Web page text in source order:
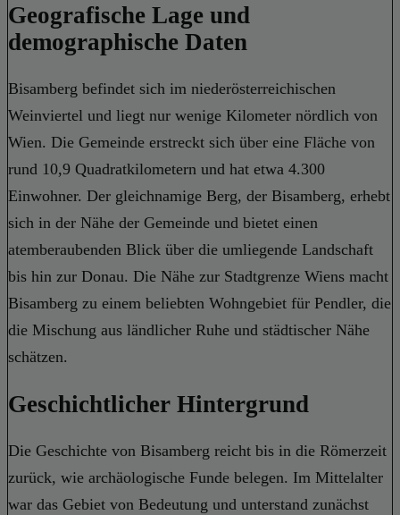
Geografische Lage und
demographische Daten
Bisamberg befindet sich im niederösterreichischen
Weinviertel und liegt nur wenige Kilometer nördlich von
Wien. Die Gemeinde erstreckt sich über eine Fläche von
rund 10,9 Quadratkilometern und hat etwa 4.300
Einwohner. Der gleichnamige Berg, der Bisamberg, erhebt
sich in der Nähe der Gemeinde und bietet einen
atemberaubenden Blick über die umliegende Landschaft
bis hin zur Donau. Die Nähe zur Stadtgrenze Wiens macht
Bisamberg zu einem beliebten Wohngebiet für Pendler, die
die Mischung aus ländlicher Ruhe und städtischer Nähe
schätzen.
Geschichtlicher Hintergrund
Die Geschichte von Bisamberg reicht bis in die Römerzeit
zurück, wie archäologische Funde belegen. Im Mittelalter
war das Gebiet von Bedeutung und unterstand zunächst